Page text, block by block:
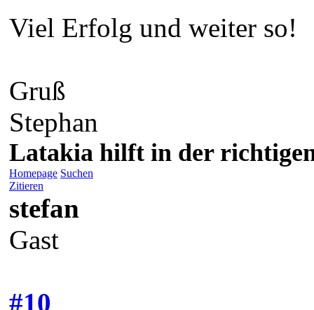
Viel Erfolg und weiter so!
Gruß
Stephan
Latakia hilft in der richtigen
Homepage Suchen
Zitieren
stefan
Gast
#10